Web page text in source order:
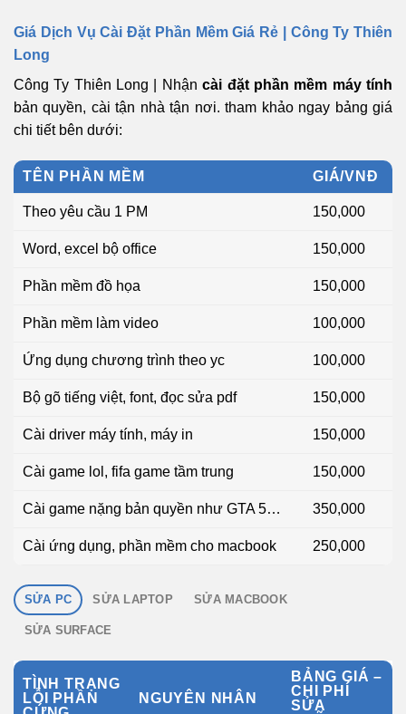
Giá Dịch Vụ Cài Đặt Phần Mềm Giá Rẻ | Công Ty Thiên
Long
Công Ty Thiên Long | Nhậncài đặt phần mềm máy tính
bản quyền, cài tận nhà tận nơi. tham khảo ngay bảng giá
chi tiết bên dưới:
TÊN PHẦN MỀM GIÁ/VNĐ
Theo yêu cầu 1 PM 150,000
Word, excel bộ office 150,000
Phần mềm đồ họa 150,000
Phần mềm làm video 100,000
Ứng dụng chương trình theo yc 100,000
Bộ gõ tiếng việt, font, đọc sửa pdf 150,000
Cài driver máy tính, máy in 150,000
Cài game lol, fifa game tầm trung 150,000
Cài game nặng bản quyền như GTA 5… 350,000
Cài ứng dụng, phần mềm cho macbook 250,000
SỬA PC SỬA LAPTOP SỬA MACBOOK
SỬA SURFACE
TÌNH TRẠNG
LỖI PHẦN
NGUYÊN NHÂN
BẢNG GIÁ –
CHI PHÍ
SỬA